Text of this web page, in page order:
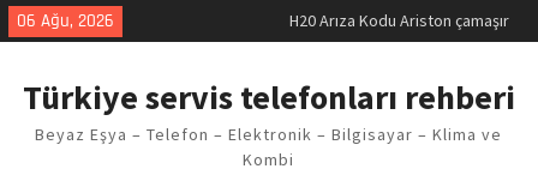
Skip
to
06 Ağu, 2026
H20 Arıza Kodu Ariston çamaşır
makinesi Sorunu
Arçelik buzdolabı F5 Hatası
Vaillant çamaşır makinesi E03
Arıza Kodu
Türkiye servis telefonları rehberi
Beyaz Eşya – Telefon – Elektronik – Bilgisayar – Klima ve
Kombi